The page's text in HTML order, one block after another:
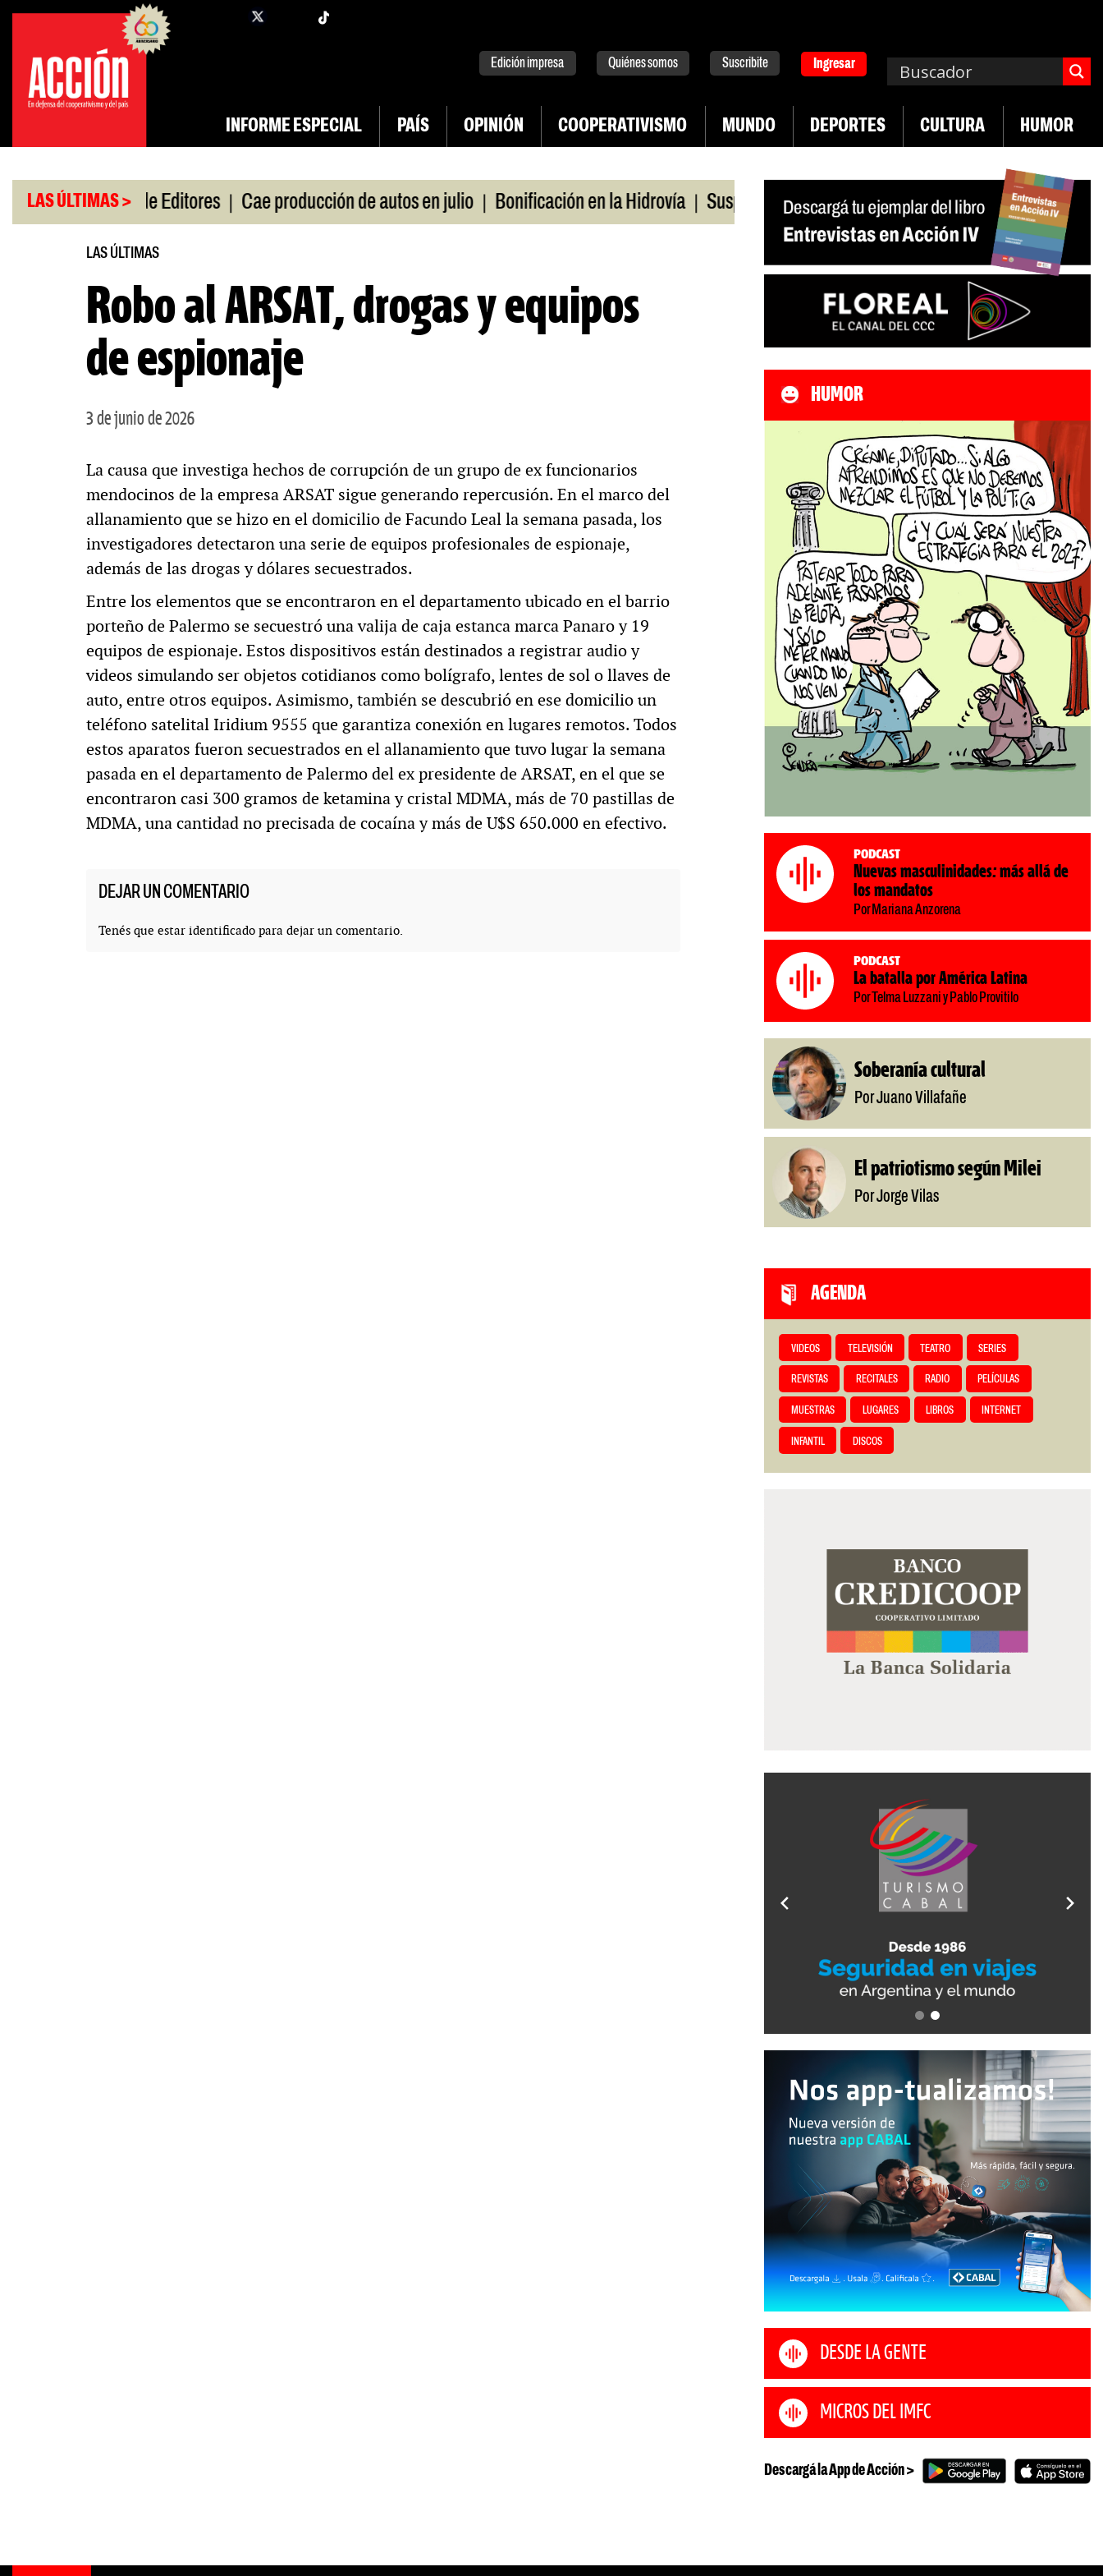
Saltar
contenido
facebook
Edición impresa Quiénes somos Suscribite Ingresar
INFORME ESPECIAL PAÍS OPINIÓN COOPERATIVISMO MUNDO DEPORTES CULTURA HUMOR
LAS ÚLTIMAS >
gira | Feria de Editores | Cae producción de autos en julio | Bonificación en la Hidrovía | Suspenden desregulación del practicaje | Denuncias por
LAS ÚLTIMAS
Robo al ARSAT, drogas y equipos
de espionaje
3 de junio de 2026
La causa que investiga hechos de corrupción de un grupo de ex funcionarios
mendocinos de la empresa ARSAT sigue generando repercusión. En el marco del
allanamiento que se hizo en el domicilio de Facundo Leal la semana pasada, los
investigadores detectaron una serie de equipos profesionales de espionaje,
además de las drogas y dólares secuestrados.
Entre los elementos que se encontraron en el departamento ubicado en el barrio
porteño de Palermo se secuestró una valija de caja estanca marca Panaro y 19
equipos de espionaje. Estos dispositivos están destinados a registrar audio y
videos simulando ser objetos cotidianos como bolígrafo, lentes de sol o llaves de
auto, entre otros equipos. Asimismo, también se descubrió en ese domicilio un
teléfono satelital Iridium 9555 que garantiza conexión en lugares remotos. Todos
estos aparatos fueron secuestrados en el allanamiento que tuvo lugar la semana
pasada en el departamento de Palermo del ex presidente de ARSAT, en el que se
encontraron casi 300 gramos de ketamina y cristal MDMA, más de 70 pastillas de
MDMA, una cantidad no precisada de cocaína y más de U$S 650.000 en efectivo.
DEJAR UN COMENTARIO
Tenés que estar identificadopara dejar un comentario.
HUMOR
Podcast
Nuevas masculinidades: más allá de
los mandatos
Por Mariana Anzorena
Podcast
La batalla por América Latina
Por Telma Luzzani y Pablo Provitilo
Soberanía cultural
Por Juano Villafañe
El patriotismo según Milei
Por Jorge Vilas
AGENDA
VIDEOS TELEVISIÓN TEATRO SERIES
REVISTAS RECITALES RADIO PELÍCULAS
MUESTRAS LUGARES LIBROS INTERNET
INFANTIL DISCOS
DESDE LA GENTE
MICROS DEL IMFC
Descargá la App de Acción >